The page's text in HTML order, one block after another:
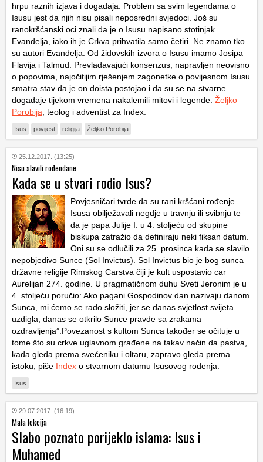
hrpu raznih izjava i događaja. Problem sa svim legendama o
Isusu jest da njih nisu pisali neposredni svjedoci. Još su
ranokršćanski oci znali da je o Isusu napisano stotinjak
Evanđelja, iako ih je Crkva prihvatila samo četiri. Ne znamo tko
su autori Evanđelja. Od židovskih izvora o Isusu imamo Josipa
Flavija i Talmud. Prevladavajući konsenzus, napravljen neovisno
o popovima, najočitijim rješenjem zagonetke o povijesnom Isusu
smatra stav da je on doista postojao i da su se na stvarne
događaje tijekom vremena nakalemili mitovi i legende. Željko
Porobija , teolog i adventist za Index.
Isus povijest religija Željko Porobija
25.12.2017. (13:25)
Nisu slavili rođendane
Kada se u stvari rodio Isus?
Povjesničari tvrde da su rani kršćani rođenje
Isusa obilježavali negdje u travnju ili svibnju te
da je papa Julije I. u 4. stoljeću od skupine
biskupa zatražio da definiraju neki fiksan datum.
Oni su se odlučili za 25. prosinca kada se slavilo
nepobjedivo Sunce (Sol Invictus). Sol Invictus bio je bog sunca
državne religije Rimskog Carstva čiji je kult uspostavio car
Aurelijan 274. godine. U pragmatičnom duhu Sveti Jeronim je u
4. stoljeću poručio: Ako pagani Gospodinov dan nazivaju danom
Sunca, mi ćemo se rado složiti, jer se danas svjetlost svijeta
uzdigla, danas se otkrilo Sunce pravde sa zrakama
ozdravljenja”.Povezanost s kultom Sunca također se očituje u
tome što su crkve uglavnom građene na takav način da pastva,
kada gleda prema svećeniku i oltaru, zapravo gleda prema
istoku, piše Index o stvarnom datumu Isusovog rođenja.
Isus
29.07.2017. (16:19)
Mala lekcija
Slabo poznato porijeklo islama: Isus i
Muhamed